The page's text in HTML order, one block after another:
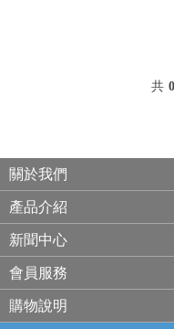
共 0
關於我們
產品介紹
新聞中心
會員服務
購物說明